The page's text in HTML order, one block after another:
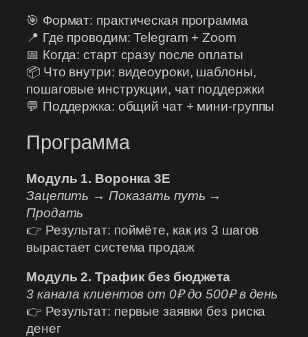
🎯 Формат: практическая программа
📍 Где проводим: Telegram + Zoom
📅 Когда: старт сразу после оплаты
📦 Что внутри: видеоуроки, шаблоны,
пошаговые инструкции, чат поддержки
💬 Поддержка: общий чат + мини-группы
Программа
Модуль 1. Воронка 3Е
Зацепить → Показать путь →
Продать
👉 Результат: поймёте, как из 3 шагов
вырастает система продаж
Модуль 2. Трафик без бюджета
3 канала клиентов от 0₽ до 500₽ в день
👉 Результат: первые заявки без риска
денег